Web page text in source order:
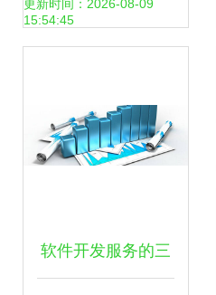
化转型的关键动力
更新时间：2026-08-09
15:54:45
软件开发服务的三